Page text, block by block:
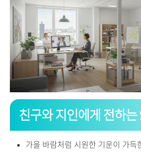
친구와 지인에게 전하
가을 바람처럼 시원한 기운이 가득